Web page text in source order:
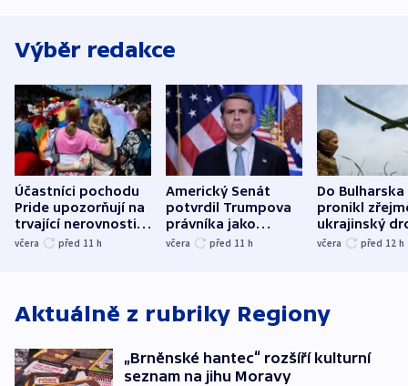
Výběr redakce
Účastníci pochodu
Pride upozorňují na
trvající nerovnosti i
společenskou
včera před 11 h
Americký Senát
potvrdil Trumpova
právníka jako
ministra
včera před 11 h
Do Bulharska
pronikl
ukrajinský
explodoval
včera před 12 h
Aktuálně z rubriky Regiony
„Brněnské hantec“ rozšíří kulturní
seznam na jihu Moravy